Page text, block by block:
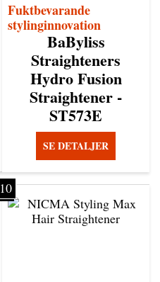
Fuktbevarande
stylinginnovation
BaByliss
Straighteners
Hydro Fusion
Straightener -
ST573E
SE DETALJER
10